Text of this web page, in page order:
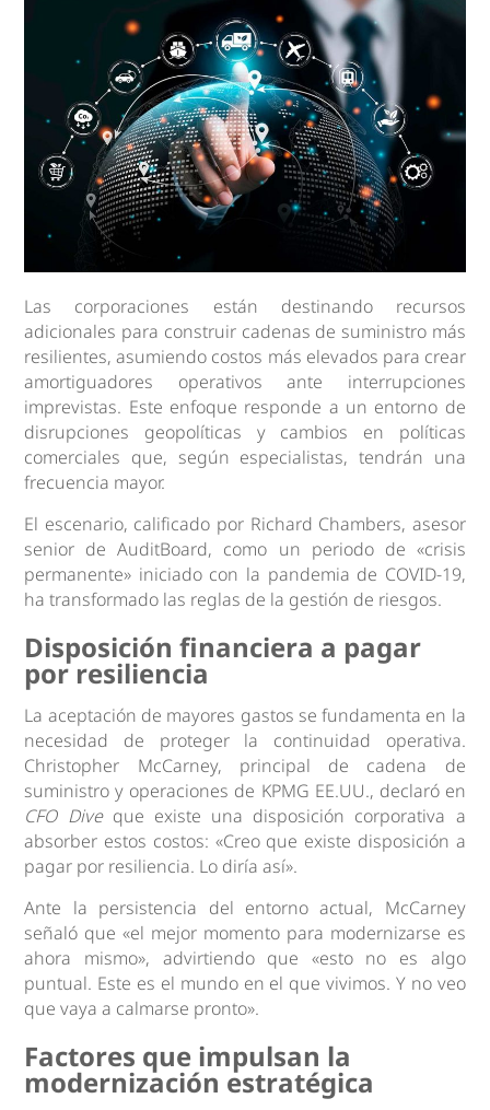
Las corporaciones están destinando recursos
adicionales para construir cadenas de suministro más
resilientes, asumiendo costos más elevados para crear
amortiguadores operativos ante interrupciones
imprevistas. Este enfoque responde a un entorno de
disrupciones geopolíticas y cambios en políticas
comerciales que, según especialistas, tendrán una
frecuencia mayor.
El escenario, calificado por Richard Chambers, asesor
senior de AuditBoard, como un periodo de «crisis
permanente» iniciado con la pandemia de COVID-19,
ha transformado las reglas de la gestión de riesgos.
Disposición financiera a pagar
por resiliencia
La aceptación de mayores gastos se fundamenta en la
necesidad de proteger la continuidad operativa.
Christopher McCarney, principal de cadena de
suministro y operaciones de KPMG EE.UU., declaró en
CFO Diveque existe una disposición corporativa a
absorber estos costos: «Creo que existe disposición a
pagar por resiliencia. Lo diría así».
Ante la persistencia del entorno actual, McCarney
señaló que «el mejor momento para modernizarse es
ahora mismo», advirtiendo que «esto no es algo
puntual. Este es el mundo en el que vivimos. Y no veo
que vaya a calmarse pronto».
Factores que impulsan la
modernización estratégica